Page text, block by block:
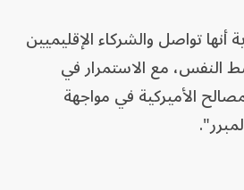
أنها تواصل والشركاء الإقليميين
النفس، مع الاستمرار في
الأميركية في مواجهة